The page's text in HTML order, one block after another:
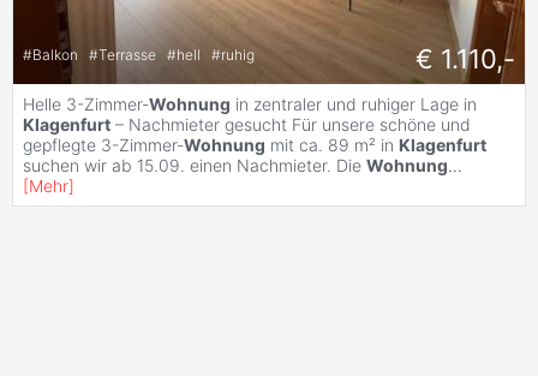
#Balkon #Terrasse #hell #ruhig € 1.110,-
Helle 3-Zimmer-Wohnung in zentraler und ruhiger Lage in
Klagenfurt – Nachmieter gesucht Für unsere schöne und
gepflegte 3-Zimmer-Wohnung mit ca. 89 m² in Klagenfurt
suchen wir ab 15.09. einen Nachmieter. Die Wohnung...
[Mehr]